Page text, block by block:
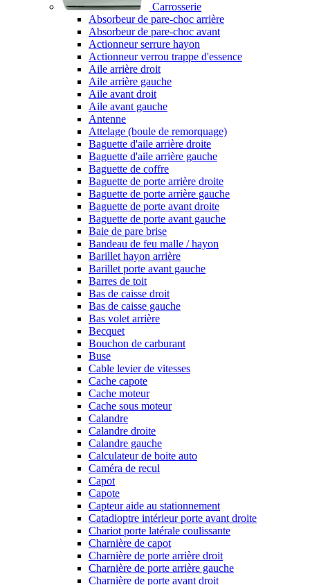
Carrosserie
Absorbeur de pare-choc arrière
Absorbeur de pare-choc avant
Actionneur serrure hayon
Actionneur verrou trappe d'essence
Aile arrière droit
Aile arrière gauche
Aile avant droit
Aile avant gauche
Antenne
Attelage (boule de remorquage)
Baguette d'aile arrière droite
Baguette d'aile arrière gauche
Baguette de coffre
Baguette de porte arrière droite
Baguette de porte arrière gauche
Baguette de porte avant droite
Baguette de porte avant gauche
Baie de pare brise
Bandeau de feu malle / hayon
Barillet hayon arrière
Barillet porte avant gauche
Barres de toit
Bas de caisse droit
Bas de caisse gauche
Bas volet arrière
Becquet
Bouchon de carburant
Buse
Cable levier de vitesses
Cache capote
Cache moteur
Cache sous moteur
Calandre
Calandre droite
Calandre gauche
Calculateur de boite auto
Caméra de recul
Capot
Capote
Capteur aide au stationnement
Catadioptre intérieur porte avant droite
Chariot porte latérale coulissante
Charnière de capot
Charnière de porte arrière droit
Charnière de porte arrière gauche
Charnière de porte avant droit